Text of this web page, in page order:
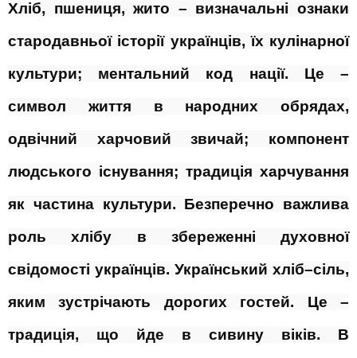
Хліб, пшениця, жито – визначальні ознаки
стародавньої історії українців, їх кулінарної
культури; ментальний код нації. Це –
символ життя в народних обрядах,
одвічний харчовий звичай; компонент
людського існування; традиція харчування
як частина культури. Безперечно важлива
роль хлібу в збереженні духовної
свідомості українців. Український хліб–сіль,
яким зустрічають дорогих гостей. Це –
традиція, що йде в сивину віків. В